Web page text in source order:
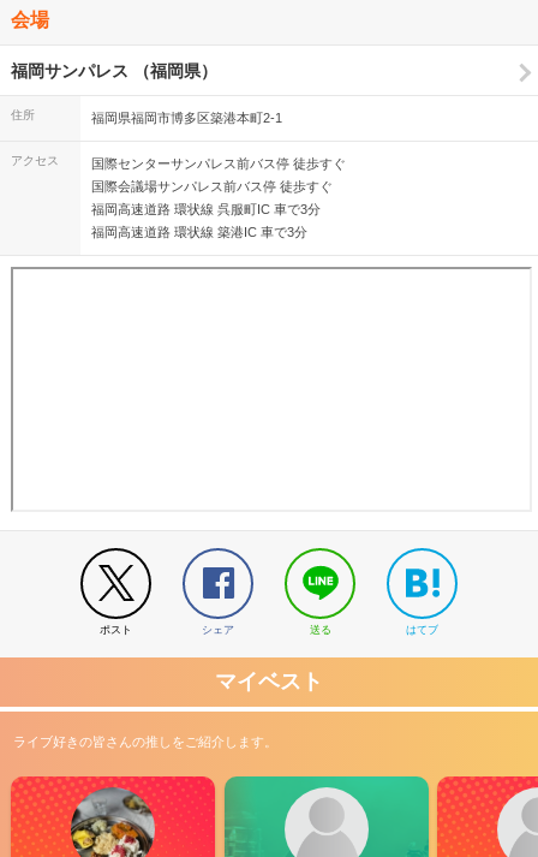
会場
福岡サンパレス （福岡県）
住所 福岡県福岡市博多区築港本町2-1
アクセス
国際センターサンパレス前バス停 徒歩すぐ
国際会議場サンパレス前バス停 徒歩すぐ
福岡高速道路 環状線 呉服町IC 車で3分
福岡高速道路 環状線 築港IC 車で3分
ポスト シェア 送る はてブ
マイベスト
ライブ好きの皆さんの推しをご紹介します。